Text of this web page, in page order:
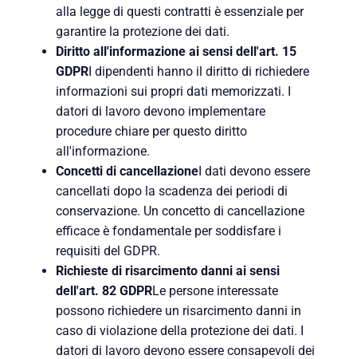
alla legge di questi contratti è essenziale per
garantire la protezione dei dati.
Diritto all'informazione ai sensi dell'art. 15
GDPRI dipendenti hanno il diritto di richiedere
informazioni sui propri dati memorizzati. I
datori di lavoro devono implementare
procedure chiare per questo diritto
all'informazione.
Concetti di cancellazioneI dati devono essere
cancellati dopo la scadenza dei periodi di
conservazione. Un concetto di cancellazione
efficace è fondamentale per soddisfare i
requisiti del GDPR.
Richieste di risarcimento danni ai sensi
dell'art. 82 GDPRLe persone interessate
possono richiedere un risarcimento danni in
caso di violazione della protezione dei dati. I
datori di lavoro devono essere consapevoli dei